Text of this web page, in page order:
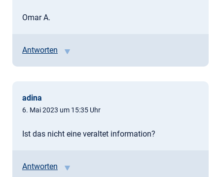
Omar A.
Antworten
adina
6. Mai 2023 um 15:35 Uhr
Ist das nicht eine veraltet information?
Antworten